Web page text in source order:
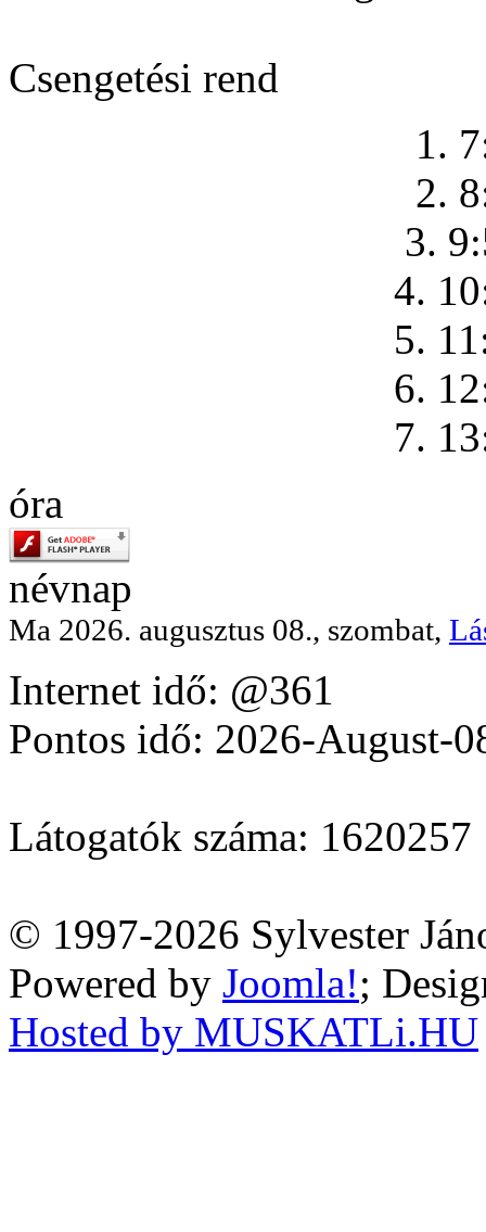
Csengetési rend
1.
2.
3.
4.
5.
6.
7.
óra
névnap
Ma 2026. augusztus 08., szombat,
Internet idő: @361
Pontos idő: 2026-August-
Látogatók száma: 1620257
© 1997-2026 Sylvester
Powered by Joomla!;
Hosted by MUSKATLi.HU